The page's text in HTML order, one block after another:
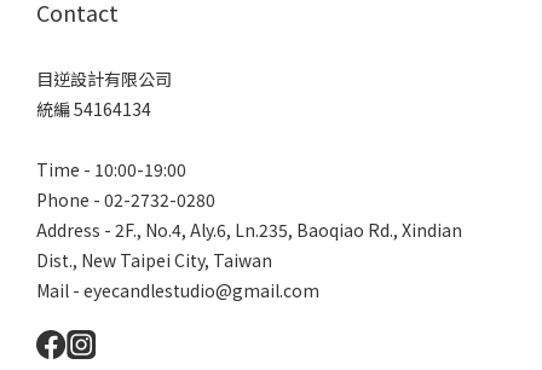
Contact
目逆設計有限公司
統編 54164134
Time - 10:00-19:00
Phone - 02-2732-0280
Address - 2F., No.4, Aly.6, Ln.235, Baoqiao Rd., Xindian
Dist., New Taipei City, Taiwan
Mail - eyecandlestudio@gmail.com